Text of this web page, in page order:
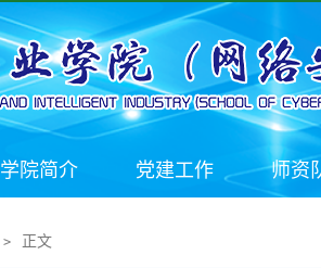
学院简介 党建工作 师资
> 正文